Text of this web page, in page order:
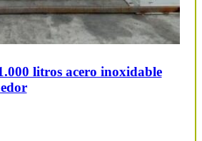
litros acero inoxidable